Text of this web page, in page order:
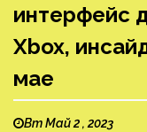
интерфейс
Xbox,
мае
Вт Май 2 , 2023